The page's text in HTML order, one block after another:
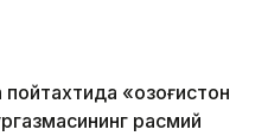
«Қозоғистон
расмий